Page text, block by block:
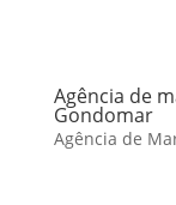
Agência de
Gondomar
Agência de